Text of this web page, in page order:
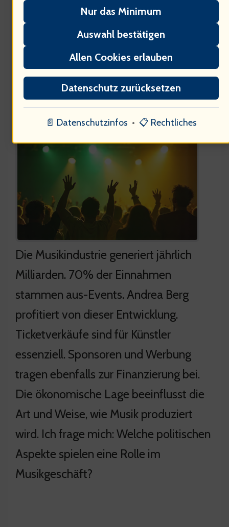
Wohlbefinden » Ich frage mich: Wie
beeinflussen wirtschaftliche Faktoren
die Musikindustrie?
Ökonomische Aspekte der
Musikindustrie
Die Musikindustrie generiert jährlich
Milliarden. 70% der Einnahmen
stammen aus-Events. Andrea Berg
profitiert von dieser Entwicklung.
Ticketverkäufe sind für Künstler
essenziell. Sponsoren und Werbung
tragen ebenfalls zur Finanzierung bei.
Die ökonomische Lage beeinflusst die
Art und Weise, wie Musik produziert
wird. Ich frage mich: Welche politischen
Aspekte spielen eine Rolle im
Musikgeschäft?
Nur das Minimum
Auswahl bestätigen
Allen Cookies erlauben
Datenschutz zurücksetzen
📄 Datenschutzinfos • 📋 Rechtliches